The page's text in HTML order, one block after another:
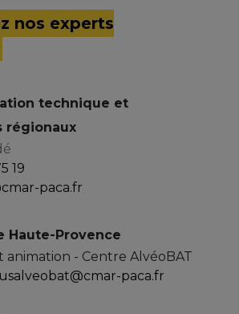
nos experts
technique et
régionaux
19
paca.fr
Haute-Provence
animation - Centre AlvéoBAT
paca.fr